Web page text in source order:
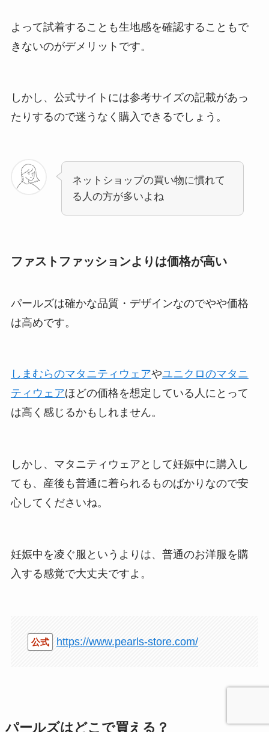
よって試着することも生地感を確認することもで
きないのがデメリットです。
しかし、公式サイトには参考サイズの記載があっ
たりするので迷うなく購入できるでしょう。
ネットショップの買い物に慣れて
る人の方が多いよね
ファストファッションよりは価格が高い
パールズは確かな品質・デザインなのでやや価格
は高めです。
しまむらのマタニティウェアやユニクロのマタニ
ティウェアほどの価格を想定している人にとって
は高く感じるかもしれません。
しかし、マタニティウェアとして妊娠中に購入し
ても、産後も普通に着られるものばかりなので安
心してくださいね。
妊娠中を凌ぐ服というよりは、普通のお洋服を購
入する感覚で大丈夫ですよ。
公式 https://www.pearls-store.com/
パールズはどこで買える？